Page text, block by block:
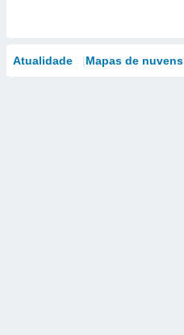
Atualidade Mapas de nuvens